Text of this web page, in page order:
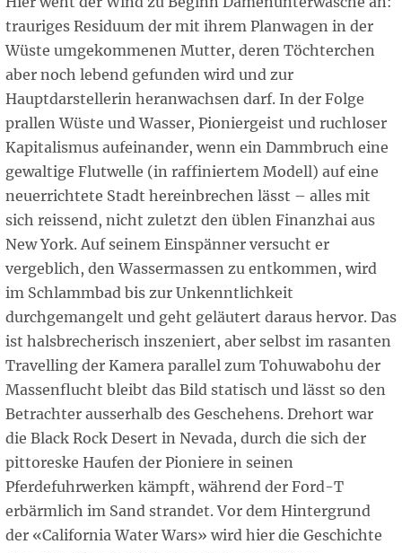
trauriges Residuum der mit ihrem Planwagen in der
Wüste umgekommenen Mutter, deren Töchterchen
aber noch lebend gefunden wird und zur
Hauptdarstellerin heranwachsen darf. In der Folge
prallen Wüste und Wasser, Pioniergeist und ruchloser
Kapitalismus aufeinander, wenn ein Dammbruch eine
gewaltige Flutwelle (in raffiniertem Modell) auf eine
neuerrichtete Stadt hereinbrechen lässt – alles mit
sich reissend, nicht zuletzt den üblen Finanzhai aus
New York. Auf seinem Einspänner versucht er
vergeblich, den Wassermassen zu entkommen, wird
im Schlammbad bis zur Unkenntlichkeit
durchgemangelt und geht geläutert daraus hervor. Das
ist halsbrecherisch inszeniert, aber selbst im rasanten
Travelling der Kamera parallel zum Tohuwabohu der
Massenflucht bleibt das Bild statisch und lässt so den
Betrachter ausserhalb des Geschehens. Drehort war
die Black Rock Desert in Nevada, durch die sich der
pittoreske Haufen der Pioniere in seinen
Pferdefuhrwerken kämpft, während der Ford-T
erbärmlich im Sand strandet. Vor dem Hintergrund
der «California Water Wars» wird hier die Geschichte